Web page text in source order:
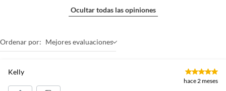
Ocultar todas las opiniones
Ordenar por: Mejores evaluaciones
Kelly
hace 2 meses